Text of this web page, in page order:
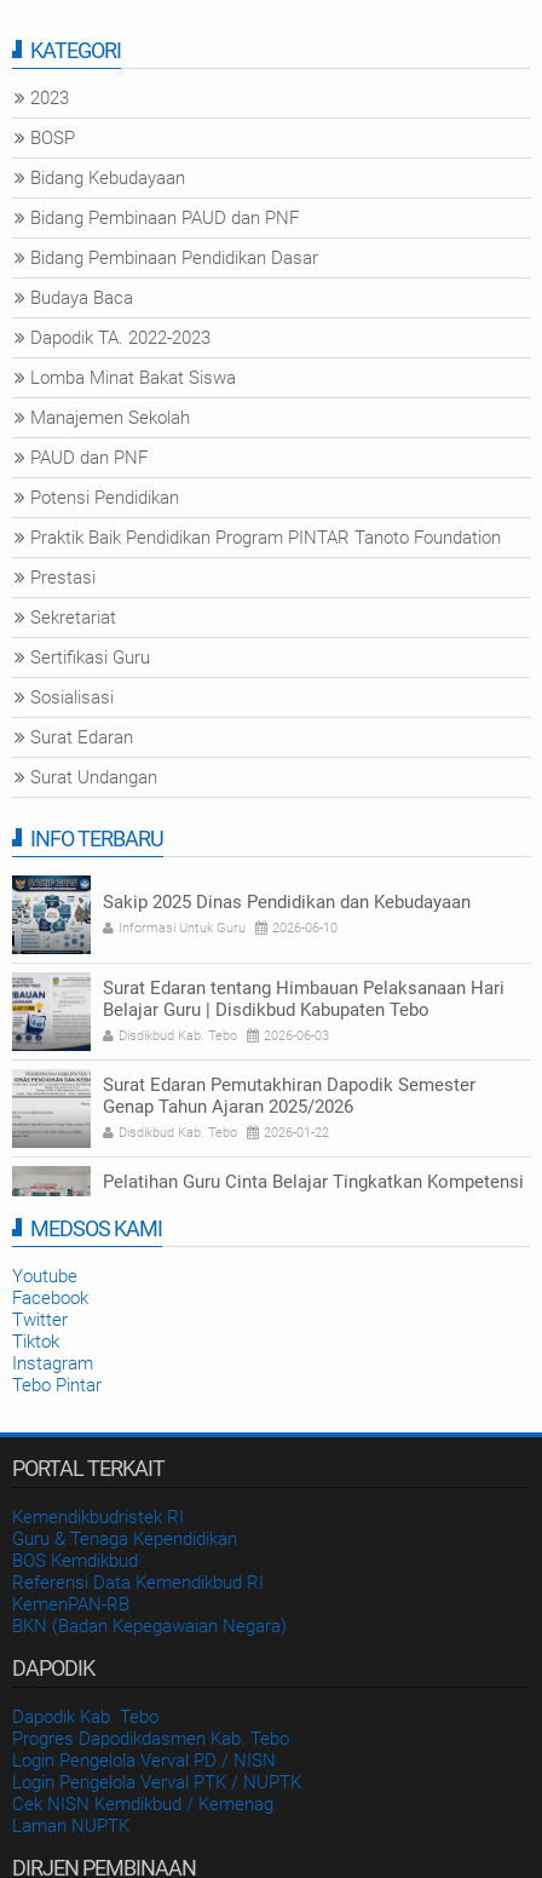
KATEGORI
2023
BOSP
Bidang Kebudayaan
Bidang Pembinaan PAUD dan PNF
Bidang Pembinaan Pendidikan Dasar
Budaya Baca
Dapodik TA. 2022-2023
Lomba Minat Bakat Siswa
Manajemen Sekolah
PAUD dan PNF
Potensi Pendidikan
Praktik Baik Pendidikan Program PINTAR Tanoto Foundation
Prestasi
Sekretariat
Sertifikasi Guru
Sosialisasi
Surat Edaran
Surat Undangan
INFO TERBARU
Sakip 2025 Dinas Pendidikan dan Kebudayaan
Informasi Untuk Guru 2026-06-10
Surat Edaran tentang Himbauan Pelaksanaan Hari
Belajar Guru | Disdikbud Kabupaten Tebo
Disdikbud Kab. Tebo 2026-06-03
Surat Edaran Pemutakhiran Dapodik Semester
Genap Tahun Ajaran 2025/2026
Disdikbud Kab. Tebo 2026-01-22
Pelatihan Guru Cinta Belajar Tingkatkan Kompetensi
Disdikbud Kab. Tebo
MEDSOS KAMI
Youtube
Facebook
Twitter
Tiktok
Instagram
Tebo Pintar
PORTAL TERKAIT
Kemendikbudristek RI
Guru & Tenaga Kependidikan
BOS Kemdikbud
Referensi Data Kemendikbud RI
KemenPAN-RB
BKN (Badan Kepegawaian Negara)
DAPODIK
Dapodik Kab. Tebo
Progres Dapodikdasmen Kab. Tebo
Login Pengelola Verval PD / NISN
Login Pengelola Verval PTK / NUPTK
Cek NISN Kemdikbud / Kemenag
Laman NUPTK
DIRJEN PEMBINAAN